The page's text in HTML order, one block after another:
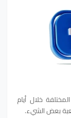
خلال أيام
بعض الشيء.